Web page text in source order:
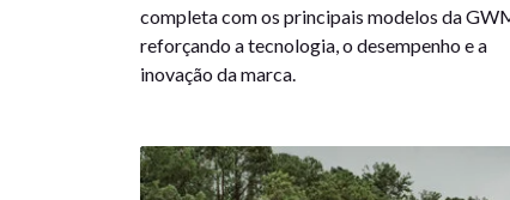
completa com os principais modelos da
reforçando a tecnologia, o desempenho e a
inovação da marca.